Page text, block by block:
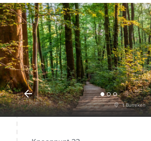
't Burreken